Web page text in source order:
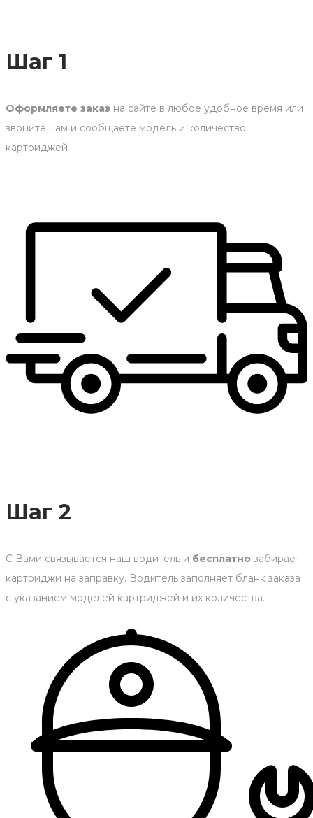
Шаг 1
Оформляете заказ на сайте в любое удобное время или
звоните нам и сообщаете модель и количество
картриджей
Шаг 2
С Вами связывается наш водитель и бесплатно забирает
картриджи на заправку. Водитель заполняет бланк заказа
с указанием моделей картриджей и их количества.